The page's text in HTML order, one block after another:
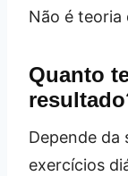
Não é teoria
Quanto
Depende da
exercícios